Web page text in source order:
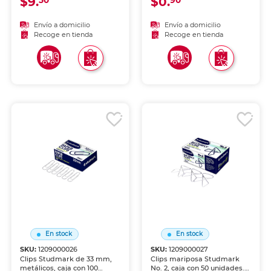
Envío a domicilio
Recoge en tienda
alambre de acero niquelado.
diario. Resistentes y
flexibles. Indispensables en
cualquier escritorio.
Envío a domicilio
Recoge en tienda
En stock
SKU:1209000026
Clips Studmark de 33 mm,
metálicos, caja con 100
En stock
SKU: 1209000027
Clips mariposa Studmark
No. 2, caja con 50 unidades.